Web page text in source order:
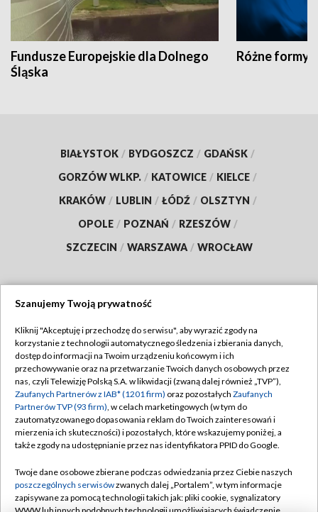
Fundusze Europejskie dla Dolnego
Śląska
Różne formy
BIAŁYSTOK / BYDGOSZCZ / GDAŃSK /
GORZÓW WLKP. / KATOWICE / KIELCE /
KRAKÓW / LUBLIN / ŁÓDŹ / OLSZTYN /
OPOLE / POZNAŃ / RZESZÓW /
SZCZECIN / WARSZAWA / WROCŁAW
TVP
Abonament TVP
Emisja w TVP
Centrum informacji TVP
Naziemna Telewizja Cyfrowa
Rada Programowa
System NOS
Regulamin TVP
Polityka prywatności
Moje zgody
Pomoc
Kontakt
Szanujemy Twoją prywatność
Kliknij "Akceptuję i przechodzę do serwisu", aby wyrazić zgody na
korzystanie z technologii automatycznego śledzenia i zbierania danych,
dostęp do informacji na Twoim urządzeniu końcowym i ich
przechowywanie oraz na przetwarzanie Twoich danych osobowych przez
nas, czyli Telewizję Polską S.A. w likwidacji (zwaną dalej również „TVP”),
Zaufanych Partnerów z IAB* (1201 firm) oraz pozostałych Zaufanych
Partnerów TVP (93 firm), w celach marketingowych (w tym do
zautomatyzowanego dopasowania reklam do Twoich zainteresowań i
mierzenia ich skuteczności) i pozostałych, które wskazujemy poniżej, a
także zgody na udostępnianie przez nas identyfikatora PPID do Google.
Twoje dane osobowe zbierane podczas odwiedzania przez Ciebie naszych
poszczególnych serwisówzwanych dalej „Portalem”, w tym informacje
zapisywane za pomocą technologii takich jak: pliki cookie, sygnalizatory